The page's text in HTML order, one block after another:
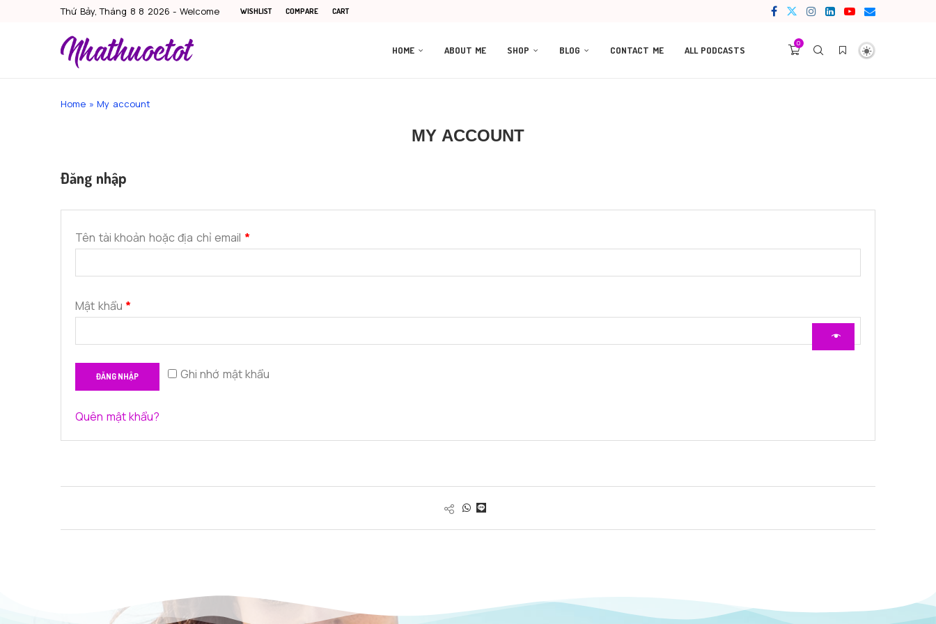
Thứ Bảy, Tháng 8 8 2026 - Welcome WISHLIST COMPARE CART
HOME ABOUT ME SHOP BLOG CONTACT ME ALL PODCASTS
0
Home » My account
MY ACCOUNT
Đăng nhập
Tên tài khoản hoặc địa chỉ email *
Mật khẩu *
Ghi nhớ mật khẩu
ĐĂNG NHẬP
Quên mật khẩu?